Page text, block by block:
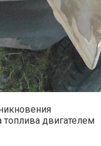
топлива двигателем